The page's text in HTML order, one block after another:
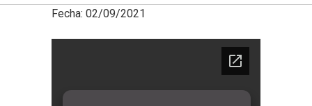
Fecha: 02/09/2021